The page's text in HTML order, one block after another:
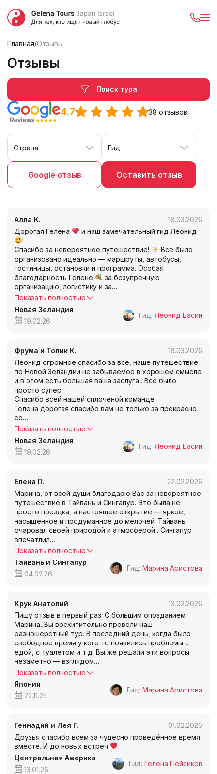
Главная/Отзывы
Отзывы
Поиск тура
4.7 38 отзывов
Страна Гид
Google отзыв Оставить отзыв
Алла К.
18.03.2026
Дорогая Гелена
и наш замечательный гид Леонид
!
Спасибо за невероятное путешествие!
Всё было
организовано идеально — маршруты, автобусы,
гостиницы, остановки и программа. Особая
благодарность Гелене
за безупречную
организацию, логистику и за…
Показать полностью
Новая Зеландия
19.02.26
Гид: Леонид Басин
Фрума и Толик К.
18.03.2026
Леонид огромное спасибо за всё, наше путешествие
по Новой Зеландии не забываемое в хорошем смысле
и в этом есть большая ваша заслуга . Всё было
просто супер .
Спасибо всей нашей сплоченой команде.
Гелена дорогая спасибо вам не только за прекрасно
со…
Показать полностью
Новая Зеландия
19.02.26
Гид: Леонид Басин
Елена П.
22.02.2026
Марина, от всей души благодарю Вас за невероятное
путешествие в Тайвань и Сингапур. Это была не
просто поездка, а настоящее открытие — яркое,
насыщенное и продуманное до мелочей. Тайвань
очаровал своей природой и атмосферой . Сингапур
впечатлил…
Показать полностью
Тайвань и Сингапур
04.02.26
Гид: Марина Аристова
Крук Анатолий
13.02.2026
Пишу отзыв в первый раз. С большим опозданием.
Марина, Вы восхитительно провели наш
разношерстный тур. В последний день, когда было
свободное время у кого то появились проблемы с
едой, с туалетом и т.д. Вы же решали эти вопросы
незаметно — взглядом…
Показать полностью
Япония
22.11.25
Гид: Марина Аристова
Геннадий и Лея Г.
01.02.2026
Друзья спасибо всем за чудесно проведённое время
вместе. И до новых встреч
Центральная Америка
13.01.26
Гид: Гелена Пейсиков